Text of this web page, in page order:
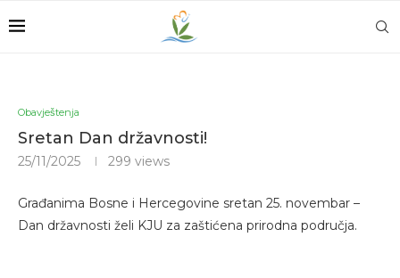
Obavještenja
Sretan Dan državnosti!
25/11/2025 299 views
Građanima Bosne i Hercegovine sretan 25. novembar –
Dan državnosti želi KJU za zaštićena prirodna područja.